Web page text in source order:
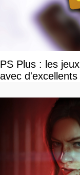
PS Plus : les
avec